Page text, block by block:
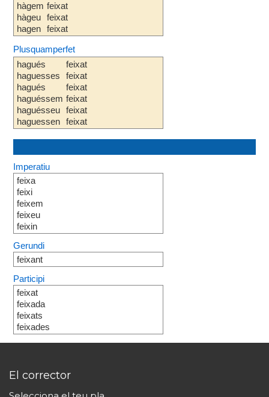
hàgem
hàgeu
hagen
feixat
feixat
feixat
Plusquamperfet
hagués
haguesses
hagués
haguéssem
haguésseu
haguessen
feixat
feixat
feixat
feixat
feixat
feixat
Imperatiu
feixa
feixi
feixem
feixeu
feixin
Gerundi
feixant
Participi
feixat
feixada
feixats
feixades
El corrector